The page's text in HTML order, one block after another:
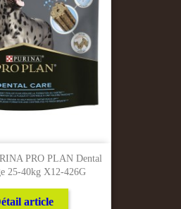
PRO PLAN Dental
25-40kg X12-426G
article